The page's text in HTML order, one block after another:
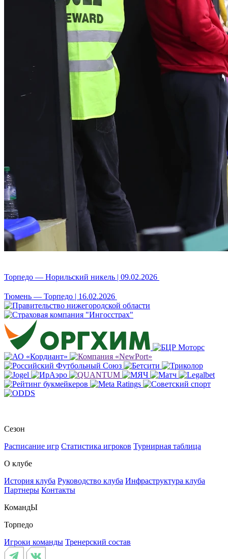
Торпедо — Норильский никель | 09.02.2026
Тюмень — Торпедо | 16.02.2026
Сезон
Расписание игр Статистика игроков Турнирная таблица
О клубе
История клуба Руководство клуба Инфраструктура клуба
Партнеры Контакты
КомандЫ
Торпедо
Игроки команды Тренерский состав